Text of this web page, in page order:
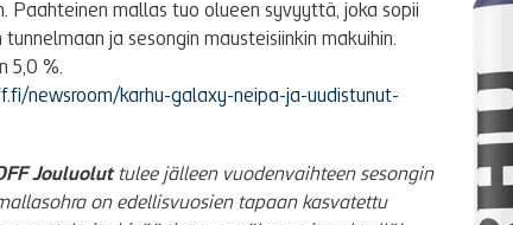
Paahteinen mallas tuo olueen syvyyttä, joka sopii
ja sesongin mausteisiinkin makuihin.
5,0 %.
newsroom/karhu-galaxy-neipa-ja-uudistunut-
Jouluoluttulee jälleen vuodenvaihteen sesongin
on edellisvuosien tapaan kasvatettu